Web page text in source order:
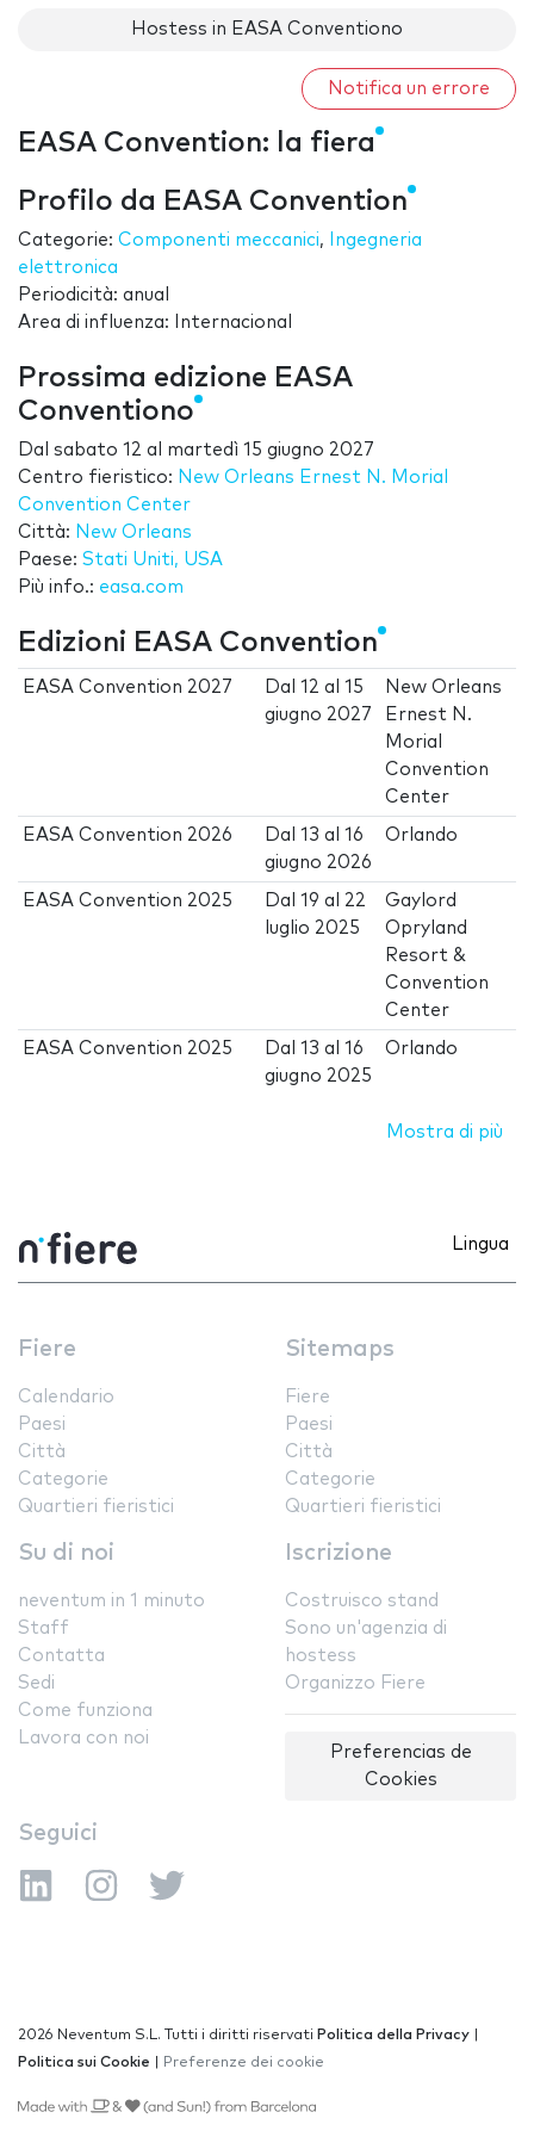
Hostess in EASA Conventiono
Notifica un errore
EASA Convention: la fiera
Profilo da EASA Convention
Categorie: Componenti meccanici,
Ingegneria
elettronica
Periodicità: anual
Area di influenza: Internacional
Prossima edizione EASA
Conventiono
Dal sabato 12 al martedì 15 giugno 2027
Centro fieristico: New Orleans Ernest N. Morial
Convention Center
Città: New Orleans
Paese: Stati Uniti, USA
Più info.: easa.com
Edizioni EASA Convention
EASA Convention 2027 Dal12 al15
giugno 2027
New Orleans
Ernest N.
Morial
Convention
Center
EASA Convention 2026 Dal13 al16
giugno 2026
Orlando
EASA Convention 2025 Dal19 al 22
luglio 2025
Gaylord
Opryland
Resort &
Convention
Center
EASA Convention 2025 Dal13 al16
giugno 2025
Orlando
Mostra di più
Lingua
Fiere
Calendario
Paesi
Città
Categorie
Quartieri fieristici
Sitemaps
Fiere
Paesi
Città
Categorie
Quartieri fieristici
Su di noi
neventum in 1 minuto
Staff
Contatta
Sedi
Come funziona
Lavora con noi
Iscrizione
Costruisco stand
Sono un'agenzia di
hostess
Organizzo Fiere
Preferencias de
Cookies
Seguici
2026 Neventum S.L. Tutti i diritti riservati Politica della Privacy
Politica sui Cookie
Preferenze dei cookie